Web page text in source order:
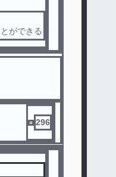
ができる
を取って
296